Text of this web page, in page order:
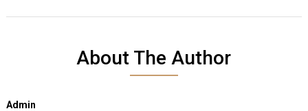
About The Author
Admin